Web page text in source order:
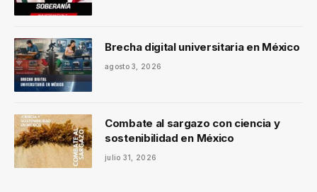
Brecha digital universitaria en México
agosto 3, 2026
Combate al sargazo con ciencia y
sostenibilidad en México
julio 31, 2026